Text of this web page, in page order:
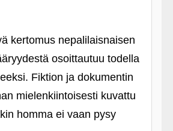
kertomus nepalilaisnaisen
osoittautuu todella
Fiktion ja dokumentin
mielenkiintoisesti kuvattu
homma ei vaan pysy